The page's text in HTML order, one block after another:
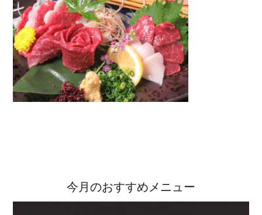
今月のおすすめメニュー